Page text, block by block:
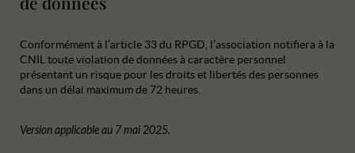
Conformément à l’article 33 du RPGD, l’association notifiera à la
CNIL toute violation de données à caractère personnel
présentant un risque pour les droits et libertés des personnes
dans un délai maximum de 72 heures.
Version applicable au 7 mai 2025.